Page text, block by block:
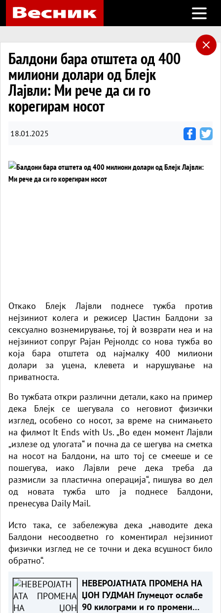
Open
Балдони бара отштета од 400
милиони долари од Блејк
Лајвли: Ми рече да си го
корегирам носот
18.01.2025
Откако Блејк Лајвли поднесе тужба против
нејзиниот колега и режисер Џастин Балдони за
сексуално вознемирување, тој ѝ возврати неа и на
нејзиниот сопруг Рајан Рејнолдс со нова тужба во
која бара отштета од најмалку 400 милиони
долари за уцена, клевета и нарушување на
приватноста.
Во тужбата откри различни детали, како на пример
дека Блејк се шегувала со неговиот физички
изглед, особено со носот, за време на снимањето
на филмот It Ends with Us. „Во еден момент Лајвли
„излезе од улогата“ и почна да се шегува на сметка
на носот на Балдони, на што тој се смееше и се
пошегува, иако Лајвли рече дека треба да
размисли за пластична операција“, пишува во дел
од новата тужба што ја поднесе Балдони,
пренесува Daily Mail.
Исто така, се забележува дека „наводите дека
Балдони несоодветно го коментирал нејзиниот
физички изглед не се точни и дека всушност било
обратно“.
НЕВЕРОЈАТНАТА ПРОМЕНА НА
ЏОН ГУДМАН Глумецот ослабе
90 килограми и го промени